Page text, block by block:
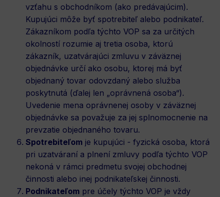
vzťahu s obchodníkom (ako predávajúcim).
Kupujúci môže byť spotrebiteľ alebo podnikateľ.
Zákazníkom podľa týchto VOP sa za určitých
okolností rozumie aj tretia osoba, ktorú
zákazník, uzatvárajúci zmluvu v záväznej
objednávke určí ako osobu, ktorej má byť
objednaný tovar odovzdaný alebo služba
poskytnutá (ďalej len „oprávnená osoba“).
Uvedenie mena oprávnenej osoby v záväznej
objednávke sa považuje za jej splnomocnenie na
prevzatie objednaného tovaru.
Spotrebiteľom je kupujúci - fyzická osoba, ktorá
pri uzatváraní a plnení zmluvy podľa týchto VOP
nekoná v rámci predmetu svojej obchodnej
činnosti alebo inej podnikateľskej činnosti.
Podnikateľom pre účely týchto VOP je vždy